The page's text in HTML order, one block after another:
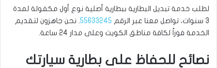
لطلب خدمة تبديل البطارية ببطارية أصلية نوع أول مكفولة لمدة
3 سنوات، تواصل معنا عبر الرقم
55633245. نحن جاهزون لتقديم
الخدمة فوراً لكافة مناطق الكويت وعلى مدار 24 ساعة.
نصائح للحفاظ على بطارية سيارتك